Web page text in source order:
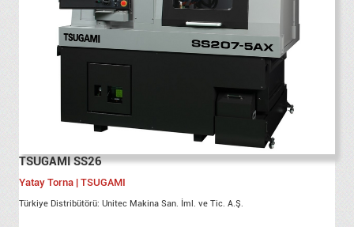
TSUGAMI SS26
Yatay Torna | TSUGAMI
Türkiye Distribütörü: Unitec Makina San. İml. ve Tic. A.Ş.